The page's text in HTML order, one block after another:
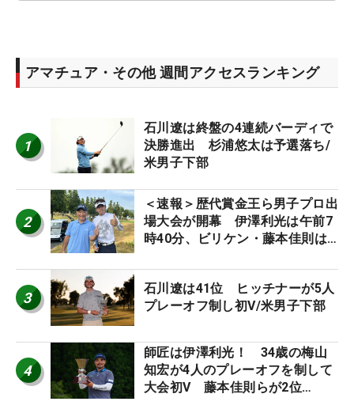
アマチュア・その他 週間アクセスランキング
1
石川遼は終盤の4連続バーディで
決勝進出 杉浦悠太は予選落ち/
米男子下部
2
＜速報＞歴代賞金王ら男子プロ出
場大会が開幕 伊澤利光は午前7
時40分、ビリケン・藤本佳則は
STAGE JOYX OPEN】
3
石川遼は41位 ヒッチナーが5人
プレーオフ制し初V/米男子下部
4
師匠は伊澤利光！ 34歳の梅山
知宏が4人のプレーオフを制して
大会初V 藤本佳則らが2位